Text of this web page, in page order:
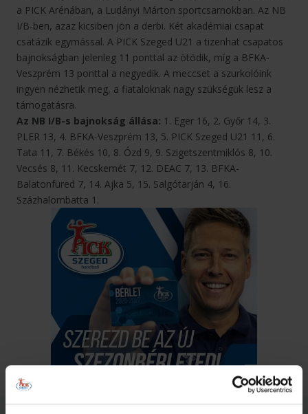
a PICK Arénában, a Ludányi Márton sportcsarnokban. Az NB
I/B-ben, azaz kicsiben jön a derbi. Két akadémiai csapat
csatázik egymással. A PICK Szeged U21 a tizenhat csapatos
bajnokságban jelenleg 11 ponttal az ötödik, míg a BFKA-
Veszprém 13 ponttal a negyedik. A meccset a szurkolóink
ingyen nézhetik meg, a fiataloknak nagy szükségük lesz a
támogatásra.
Az NB I/B-s bajnokság állása: 1. Eger 16, 2. Győr 14, 3.
PLER 13, 4. BFKA-Veszprém 13, 5. PICK Szeged U21 11, 6.
Tata 11, 7. Békés 10, 8. Ózd 9, 9. Szigetszentmiklós 8, 10.
Vecsés 8, 11. Kecskemét 7, 12. DEAC 7, 13. BFKA-
Balatonfüred 7, 14. Ajka 5, 15. Salgótarján 4, 16.
Százhalombatta 1.